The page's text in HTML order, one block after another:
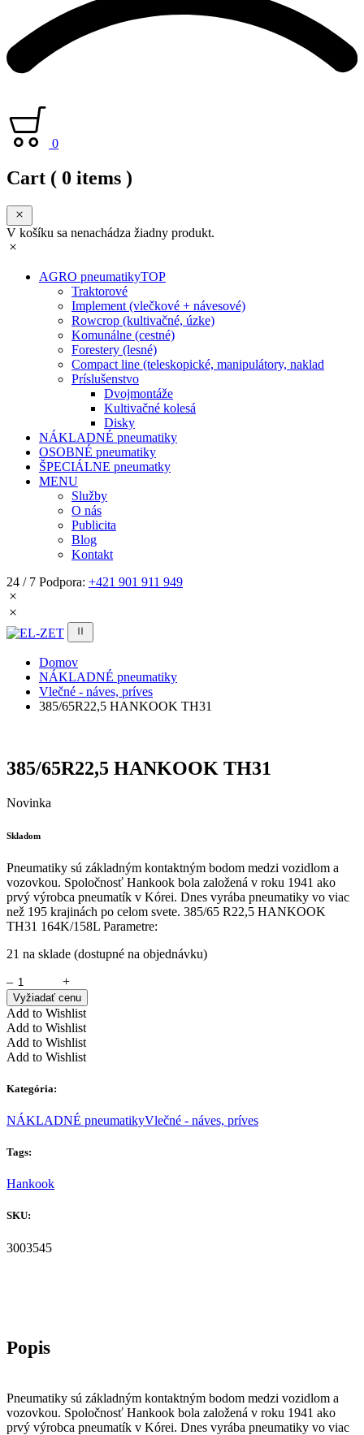
0
Cart ( 0 items )
V košíku sa nenachádza žiadny produkt.
AGRO pneumatikyTOP
Traktorové
Implement (vlečkové + návesové)
Rowcrop (kultivačné, úzke)
Komunálne (cestné)
Forestery (lesné)
Compact line (teleskopické, manipulátory, naklad
Príslušenstvo
Dvojmontáže
Kultivačné kolesá
Disky
NÁKLADNÉ pneumatiky
OSOBNÉ pneumatiky
ŠPECIÁLNE pneumatky
MENU
Služby
O nás
Publicita
Blog
Kontakt
24 / 7 Podpora: +421 901 911 949
Domov
NÁKLADNÉ pneumatiky
Vlečné - náves, príves
385/65R22,5 HANKOOK TH31
385/65R22,5 HANKOOK TH31
Novinka
Skladom
Pneumatiky sú základným kontaktným bodom medzi vozidlom a
vozovkou. Spoločnosť Hankook bola založená v roku 1941 ako
prvý výrobca pneumatík v Kórei. Dnes vyrába pneumatiky vo viac
než 195 krajinách po celom svete. 385/65 R22,5 HANKOOK
TH31 164K/158L Parametre:
21 na sklade (dostupné na objednávku)
–
+
Vyžiadať cenu
Add to Wishlist
Add to Wishlist
Add to Wishlist
Add to Wishlist
Kategória:
NÁKLADNÉ pneumatikyVlečné - náves, príves
Tags:
Hankook
SKU:
3003545
Pneumatiky sú základným kontaktným bodom medzi vozidlom a
vozovkou. Spoločnosť Hankook bola založená v roku 1941 ako
prvý výrobca pneumatík v Kórei. Dnes vyrába pneumatiky vo viac